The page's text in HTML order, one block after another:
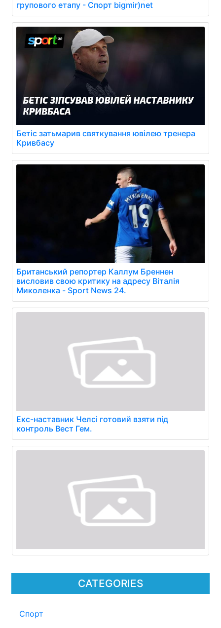
CATEGORIES
Спорт
групового етапу - Спорт bigmir)net
Бетіс затьмарив святкування ювілею тренера
Кривбасу
Британський репортер Каллум Бреннен
висловив свою критику на адресу Віталія
Миколенка - Sport News 24.
Екс-наставник Челсі готовий взяти під
контроль Вест Гем.